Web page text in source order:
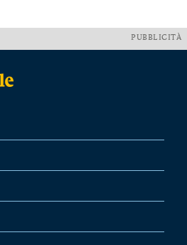
PUBBLICITÀ